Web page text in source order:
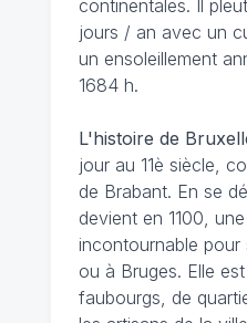
continentales. Il
jours / an avec un
un ensoleillement
1684 h.
L'histoire de
jour au 11è siècle,
de Brabant. En se
devient en 1100,
incontournable pour
ou à Bruges. Elle
faubourgs, de